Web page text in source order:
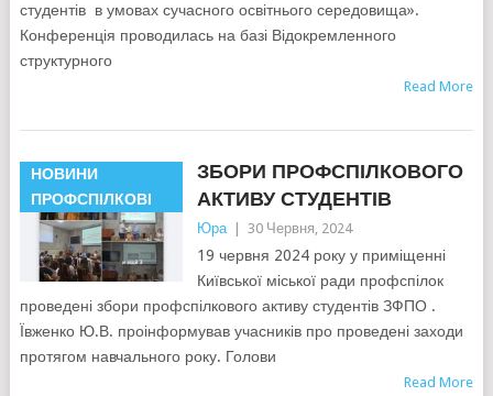
студентів в умовах сучасного освітнього середовища».
Конференція проводилась на базі Відокремленного
структурного
Read More
НОВИНИ
ПРОФСПІЛКОВІ
ЗБОРИ ПРОФСПІЛКОВОГО
АКТИВУ СТУДЕНТІВ
Юра 30 Червня, 2024
19 червня 2024 року у приміщенні
Київської міської ради профспілок
проведені збори профспілкового активу студентів ЗФПО .
Ївженко Ю.В. проінформував учасників про проведені заходи
протягом навчального року. Голови
Read More